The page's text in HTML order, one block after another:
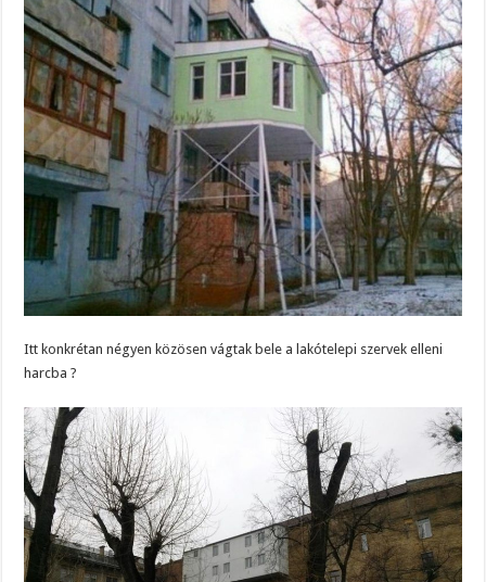
Itt konkrétan négyen közösen vágtak bele a lakótelepi szervek elleni
harcba ?